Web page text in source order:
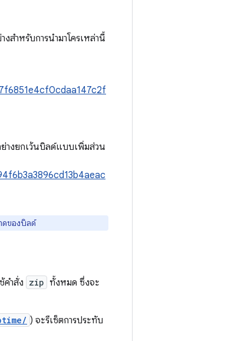
สำหรับการนำมาโครเหล่านี้
างยกเว้นบิลด์แบบเพิ่มส่วน
ดของบิลด์
คำสั่ง zip ทั้งหมด ซึ่งจะ
) จะรีเซ็ตการประทับ